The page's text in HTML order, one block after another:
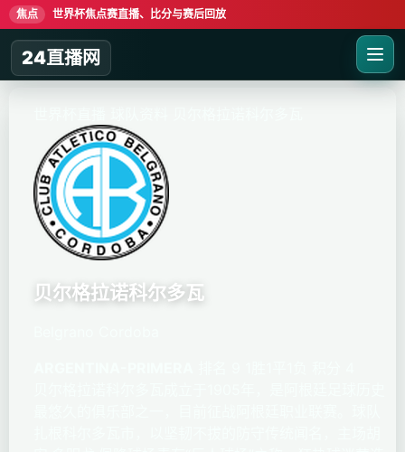
焦点 世界杯焦点赛直播、比分与赛后回放
24直播网
贝尔格拉诺科尔多瓦